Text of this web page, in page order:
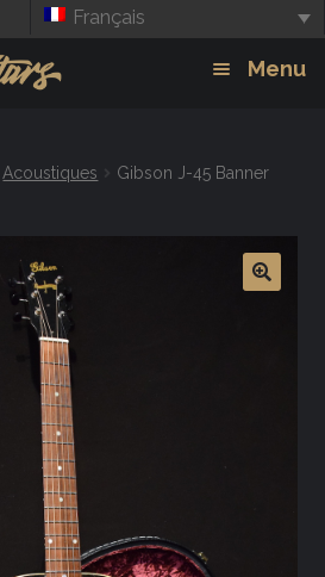
Français
Menu
Acoustiques Gibson J-45 Banner